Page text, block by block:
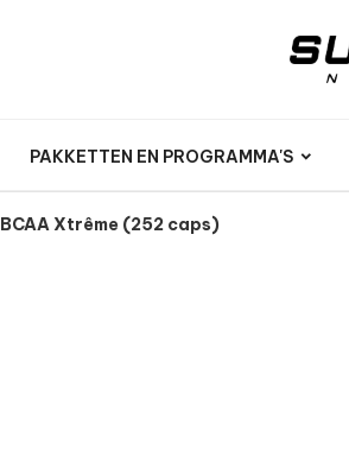
PAKKETTEN EN PROGRAMMA'S
BCAA Xtrême (252 caps)